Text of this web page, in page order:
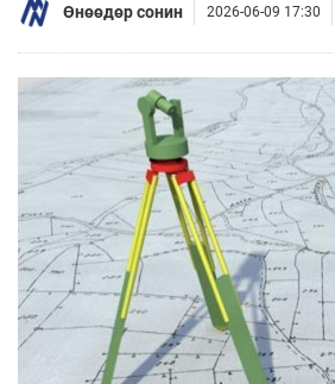
Өнөөдөр сонин 2026-06-09 17:30